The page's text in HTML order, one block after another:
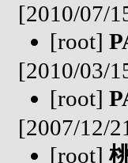
[2010/07/
[root]
[2010/03/
[root]
[2007/12/
[root]